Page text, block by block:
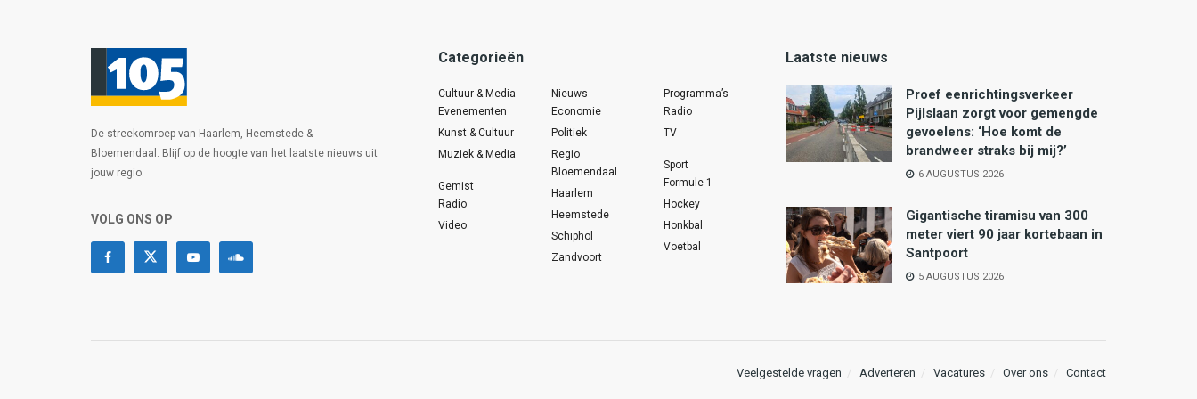
De streekomroep van Haarlem, Heemstede &
Bloemendaal. Blijf op de hoogte van het laatste nieuws uit
jouw regio.
VOLG ONS OP
Categorieën
Cultuur & Media
Evenementen
Kunst & Cultuur
Muziek & Media
Gemist
Radio
Video
Nieuws
Economie
Politiek
Regio
Bloemendaal
Haarlem
Heemstede
Schiphol
Zandvoort
Programma’s
Radio
TV
Sport
Formule 1
Hockey
Honkbal
Voetbal
Laatste nieuws
Proef eenrichtingsverkeer
Pijlslaan zorgt voor gemengde
gevoelens: ‘Hoe komt de
brandweer straks bij mij?’
6 AUGUSTUS 2026
Gigantische tiramisu van 300
meter viert 90 jaar kortebaan in
Santpoort
5 AUGUSTUS 2026
Veelgestelde vragen Adverteren Vacatures Over ons Contact